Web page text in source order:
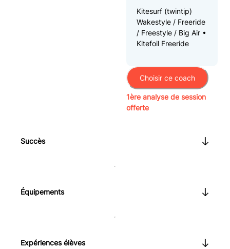
Kitesurf (twintip)
Wakestyle / Freeride
/ Freestyle / Big Air •
Kitefoil Freeride
Choisir ce coach
1ère analyse de session
offerte
Succès
Équipements
Expériences élèves